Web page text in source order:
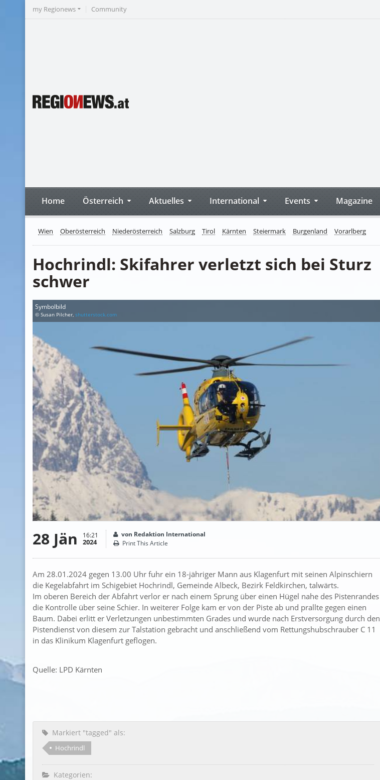
my Regionews Community
Home Österreich Aktuelles International Events Magazine
Wien Oberösterreich Niederösterreich Salzburg Tirol Kärnten Steiermark Burgenland Vorarlberg
Hochrindl: Skifahrer verletzt sich bei Sturz
schwer
Symbolbild
© Susan Pilcher, shutterstock.com
28 Jän 16:21
2024
von Redaktion International
Print This Article
Am 28.01.2024 gegen 13.00 Uhr fuhr ein 18-jähriger Mann aus Klagenfurt mit seinen Alpinschiern
die Kegelabfahrt im Schigebiet Hochrindl, Gemeinde Albeck, Bezirk Feldkirchen, talwärts.
Im oberen Bereich der Abfahrt verlor er nach einem Sprung über einen Hügel nahe des Pistenrandes
die Kontrolle über seine Schier. In weiterer Folge kam er von der Piste ab und prallte gegen einen
Baum. Dabei erlitt er Verletzungen unbestimmten Grades und wurde nach Erstversorgung durch den
Pistendienst von diesem zur Talstation gebracht und anschließend vom Rettungshubschrauber C 11
in das Klinikum Klagenfurt geflogen.
Quelle: LPD Kärnten
Markiert "tagged" als:
Hochrindl
Kategorien: